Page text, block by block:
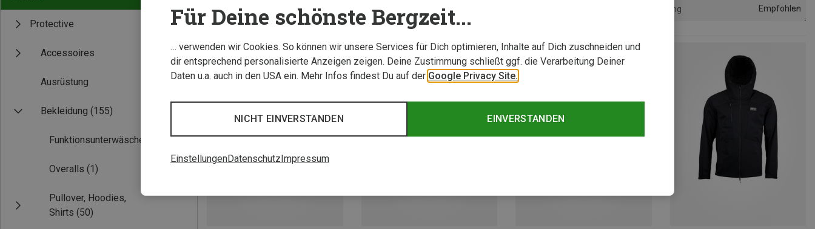
Protective
Accessoires
Ausrüstung
Bekleidung (155)
Funktionsunterwäsche
Overalls (1)
Pullover, Hoodies,
Shirts (50)
Sortierung Empfohlen
Für Deine schönste Bergzeit...
… verwenden wir Cookies. So können wir unsere Services für Dich optimieren, Inhalte auf Dich zuschneiden und
dir entsprechend personalisierte Anzeigen zeigen. Deine Zustimmung schließt ggf. die Verarbeitung Deiner
Daten u.a. auch in den USA ein. Mehr Infos findest Du auf der Google Privacy Site.
EINVERSTANDEN
NICHT EINVERSTANDEN
EinstellungenDatenschutz Impressum